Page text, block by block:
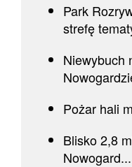
Park
strefę
Niewybuch
Pożar hali
Blisko 2,8